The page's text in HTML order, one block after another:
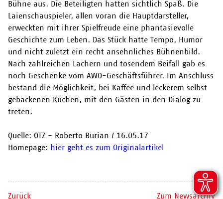
Bühne aus. Die Beteiligten hatten sichtlich Spaß. Die
Laienschauspieler, allen voran die Hauptdarsteller,
erweckten mit ihrer Spielfreude eine phantasievolle
Geschichte zum Leben. Das Stück hatte Tempo, Humor
und nicht zuletzt ein recht ansehnliches Bühnenbild.
Nach zahlreichen Lachern und tosendem Beifall gab es
noch Geschenke vom AWO-Geschäftsführer. Im Anschluss
bestand die Möglichkeit, bei Kaffee und leckerem selbst
gebackenen Kuchen, mit den Gästen in den Dialog zu
treten.
Quelle: OTZ - Roberto Burian / 16.05.17
Homepage: hier geht es zum Originalartikel
Zurück Zum Newsarchiv